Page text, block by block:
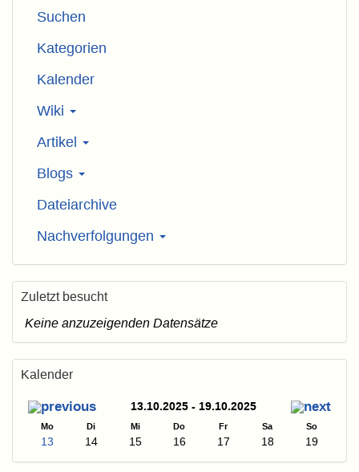
Suchen
Kategorien
Kalender
Wiki
Artikel
Blogs
Dateiarchive
Nachverfolgungen
Zuletzt besucht
Keine anzuzeigenden Datensätze
Kalender
13.10.2025 - 19.10.2025
Mo Di Mi Do Fr Sa So
13 14 15 16 17 18 19